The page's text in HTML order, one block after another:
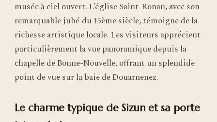
musée à ciel ouvert. L’église Saint-Ronan, avec son
remarquable jubé du 15ème siècle, témoigne de la
richesse artistique locale. Les visiteurs apprécient
particulièrement la vue panoramique depuis la
chapelle de Bonne-Nouvelle, offrant un splendide
point de vue sur la baie de Douarnenez.
Le charme typique de Sizun et sa porte